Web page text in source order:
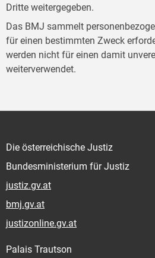
Dritte weitergegeben.
Das BMJ sammelt
für einen bestimmten Zweck
werden nicht für einen damit
weiterverwendet.
Die österreichische Justiz
Bundesministerium für Justiz
justiz.gv.at
bmj.gv.at
justizonline.gv.at
Palais Trautson